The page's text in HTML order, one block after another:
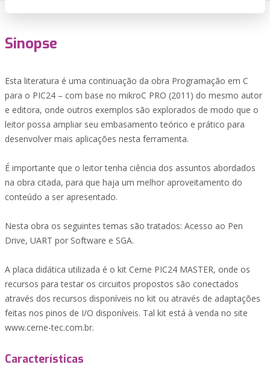
Sinopse
Esta literatura é uma continuação da obra Programação em C
para o PIC24 – com base no mikroC PRO (2011) do mesmo autor
e editora, onde outros exemplos são explorados de modo que o
leitor possa ampliar seu embasamento teórico e prático para
desenvolver mais aplicações nesta ferramenta.
É importante que o leitor tenha ciência dos assuntos abordados
na obra citada, para que haja um melhor aproveitamento do
conteúdo a ser apresentado.
Nesta obra os seguintes temas são tratados: Acesso ao Pen
Drive, UART por Software e SGA.
A placa didática utilizada é o kit Cerne PIC24 MASTER, onde os
recursos para testar os circuitos propostos são conectados
através dos recursos disponíveis no kit ou através de adaptações
feitas nos pinos de I/O disponíveis. Tal kit está à venda no site
www.cerne-tec.com.br.
Características